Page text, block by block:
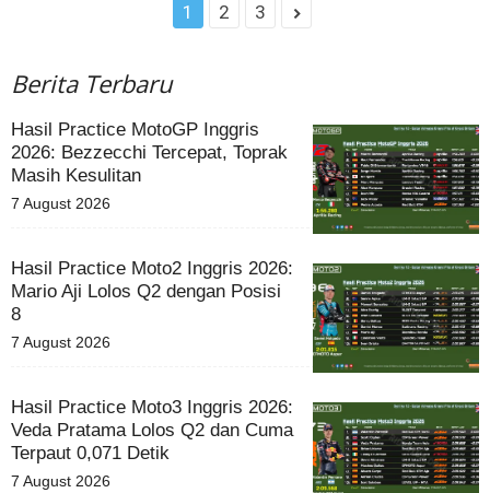
1 2 3
Berita Terbaru
Hasil Practice MotoGP Inggris
2026: Bezzecchi Tercepat, Toprak
Masih Kesulitan
7 August 2026
Hasil Practice Moto2 Inggris 2026:
Mario Aji Lolos Q2 dengan Posisi
8
7 August 2026
Hasil Practice Moto3 Inggris 2026:
Veda Pratama Lolos Q2 dan Cuma
Terpaut 0,071 Detik
7 August 2026